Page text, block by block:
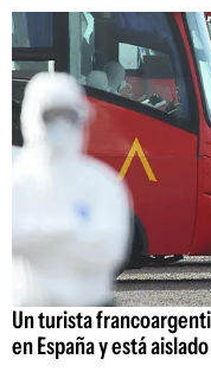
Un turista
en España y está